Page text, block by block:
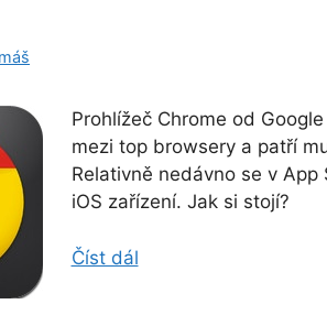
Prohlížeč Chrome od
mezi top browsery a patří
Relativně nedávno se v
iOS zařízení. Jak si stojí?
Číst dál